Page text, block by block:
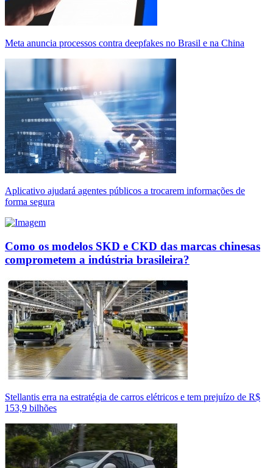
Meta anuncia processos contra deepfakes no Brasil e na China
Aplicativo ajudará agentes públicos a trocarem informações de
forma segura
Como os modelos SKD e CKD das marcas chinesas
comprometem a indústria brasileira?
Stellantis erra na estratégia de carros elétricos e tem prejuízo de R$
153,9 bilhões